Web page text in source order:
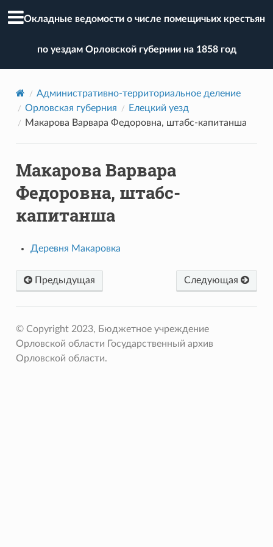
Окладные ведомости о числе помещичьих крестьян
по уездам Орловской губернии на 1858 год
Административно-территориальное деление
Орловская губерния
Елецкий уезд
Макарова Варвара Федоровна, штабс-капитанша
Макарова Варвара
Федоровна, штабс-
капитанша
Деревня Макаровка
Предыдущая Следующая
© Copyright 2023, Бюджетное учреждение
Орловской области Государственный архив
Орловской области.